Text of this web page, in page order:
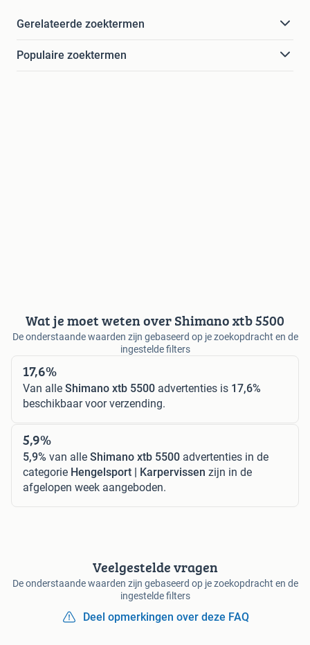
Gerelateerde zoektermen
Populaire zoektermen
Wat je moet weten over Shimano xtb 5500
De onderstaande waarden zijn gebaseerd op je zoekopdracht en de
ingestelde filters
17,6%
Van alle Shimano xtb 5500 advertenties is 17,6%
beschikbaar voor verzending.
5,9%
5,9% van alle Shimano xtb 5500 advertenties in de
categorie Hengelsport | Karpervissen zijn in de
afgelopen week aangeboden.
Veelgestelde vragen
De onderstaande waarden zijn gebaseerd op je zoekopdracht en de
ingestelde filters
Deel opmerkingen over deze FAQ